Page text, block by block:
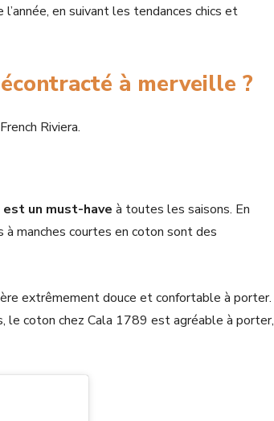
en suivant les tendances chics et
à merveille ?
Riviera.
un must-have à toutes les saisons. En
manches courtes en coton sont des
extrêmement douce et confortable à porter.
le coton chez Cala 1789 est agréable à porter,